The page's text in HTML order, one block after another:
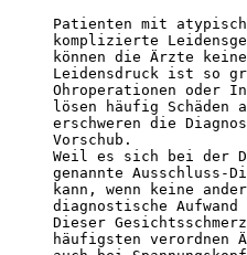
Patienten mit
komplizierte
können die Ärzte
Leidensdruck ist so
Ohroperationen oder
lösen häufig Schäden
erschweren die
Vorschub.
Weil es sich bei der
genannte
kann, wenn keine
diagnostische
Dieser
häufigsten verordnen